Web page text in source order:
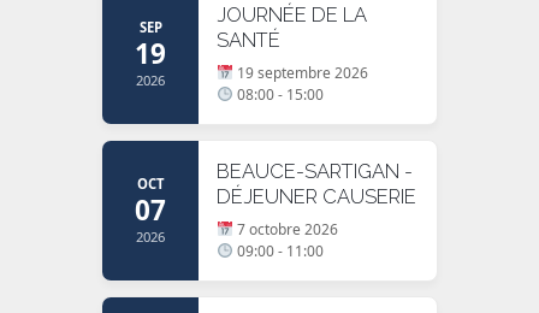
SEP
19
2026
JOURNÉE DE LA
SANTÉ
19 septembre 2026
08:00 - 15:00
OCT
07
2026
BEAUCE-SARTIGAN -
DÉJEUNER CAUSERIE
7 octobre 2026
09:00 - 11:00